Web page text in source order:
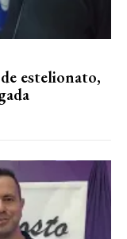
estelionato,